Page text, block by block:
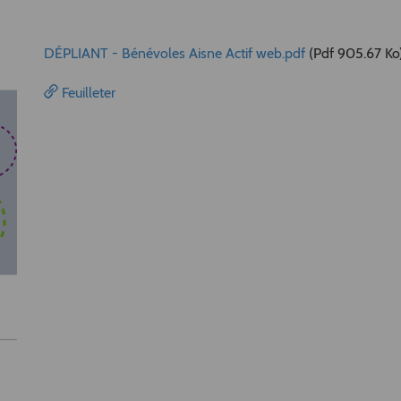
DÉPLIANT - Bénévoles Aisne Actif web.pdf (Pdf 905.67
Feuilleter